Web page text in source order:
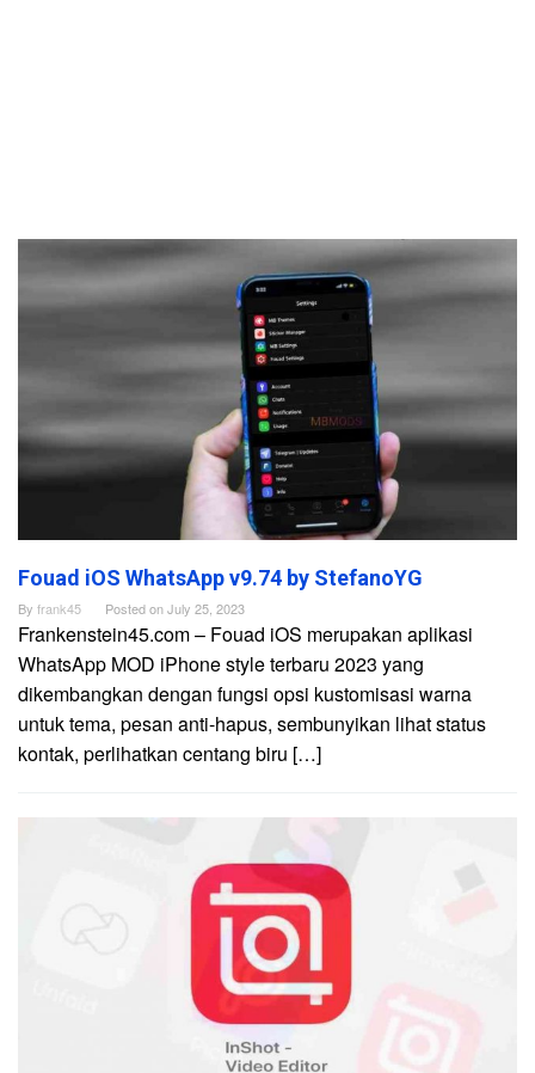
Frankenstein45.Com
Fouad iOS WhatsApp v9.74 by StefanoYG
By frank45 Posted onJuly 25, 2023
Frankenstein45.com – Fouad iOS merupakan aplikasi
WhatsApp MOD iPhone style terbaru 2023 yang
dikembangkan dengan fungsi opsi kustomisasi warna
untuk tema, pesan anti-hapus, sembunyikan lihat status
kontak, perlihatkan centang biru […]